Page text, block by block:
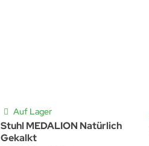
Auf Lager
Stuhl MEDALION Natürlich
Gekalkt